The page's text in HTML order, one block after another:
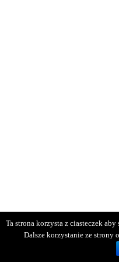
Ta strona korzysta z ciasteczek
Dalsze korzystanie ze strony